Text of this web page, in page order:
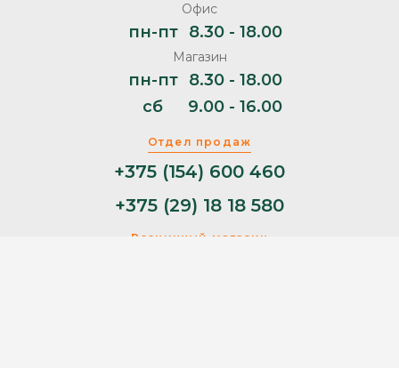
Отдел продаж
+375 (154) 600 460
+375 (29) 18 18 580
Розничный магазин
Офис
пн-пт 8.30 - 18.00
Магазин
пн-пт
8.30 - 18.00
сб
9.00 - 16.00